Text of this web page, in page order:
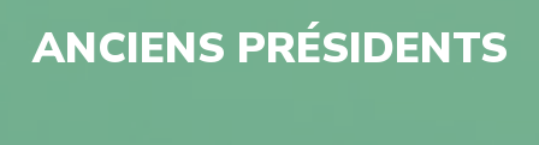
ANCIENS PRÉSIDENTS